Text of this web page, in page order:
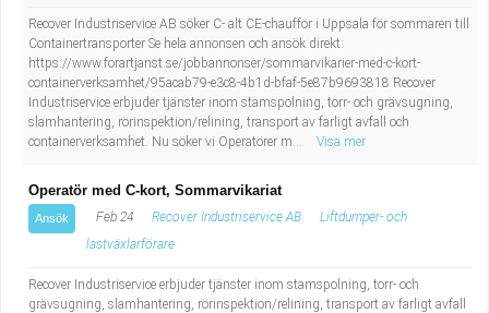
Recover Industriservice AB söker C- alt CE-chaufför i Uppsala för sommaren till
Containertransporter Se hela annonsen och ansök direkt:
https://www.forartjanst.se/jobbannonser/sommarvikarier-med-c-kort-
containerverksamhet/95acab79-e3c8-4b1d-bfaf-5e87b9693818 Recover
Industriservice erbjuder tjänster inom stamspolning, torr- och grävsugning,
slamhantering, rörinspektion/relining, transport av farligt avfall och
containerverksamhet. Nu söker vi Operatörer m...
Visa mer
Operatör med C-kort, Sommarvikariat
Ansök Feb 24 Recover Industriservice AB
Liftdumper- och
lastväxlarförare
Recover Industriservice erbjuder tjänster inom stamspolning, torr- och
grävsugning, slamhantering, rörinspektion/relining, transport av farligt avfall